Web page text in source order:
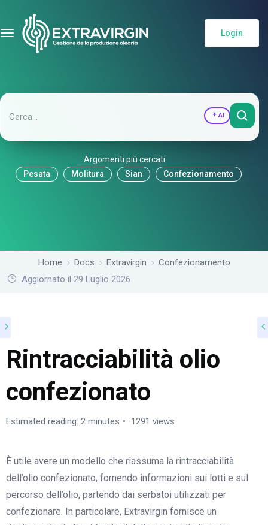
Login
AI
Argomenti più cercati:
Pesata
Molitura Sian Confezionamento
Home Docs Extravirgin
Confezionamento
Aggiornato il 29 Luglio 2026
Rintracciabilità olio
confezionato
Estimated reading: 2 minutes 1291 views
È utile avere un modello che riassuma la rintracciabilità
dell’olio confezionato, fornendo informazioni sui lotti e sul
percorso dell’olio, partendo dai serbatoi utilizzati per
confezionare. In particolare, Extravirgin fornisce un